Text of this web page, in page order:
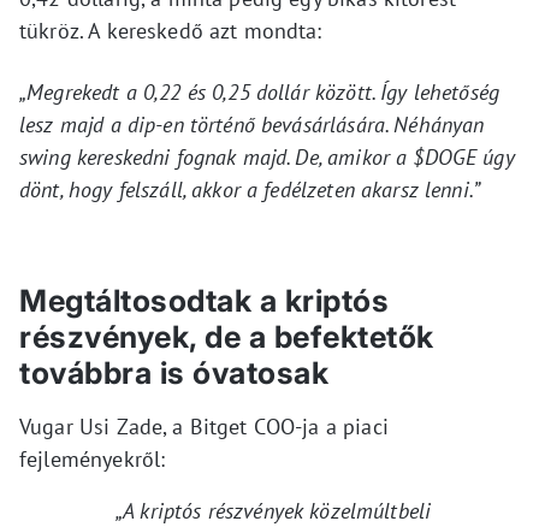
tükröz. A kereskedő azt mondta:
„Megrekedt a 0,22 és 0,25 dollár között. Így lehetőség
lesz majd a dip-en történő bevásárlására. Néhányan
swing kereskedni fognak majd. De, amikor a $DOGE úgy
dönt, hogy felszáll, akkor a fedélzeten akarsz lenni.”
Megtáltosodtak a kriptós
részvények, de a befektetők
továbbra is óvatosak
Vugar Usi Zade, a Bitget COO-ja a piaci
fejleményekről:
„A kriptós részvények közelmúltbeli